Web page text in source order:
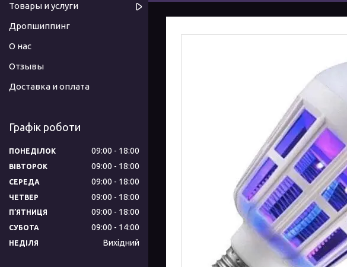
Товары и услуги
Дропшиппинг
О нас
Отзывы
Доставка и оплата
Графік роботи
ПОНЕДІЛОК 09:00 18:00
ВІВТОРОК 09:00 18:00
СЕРЕДА 09:00 18:00
ЧЕТВЕР 09:00 18:00
ПʼЯТНИЦЯ 09:00 18:00
СУБОТА 09:00 14:00
НЕДІЛЯ Вихідний